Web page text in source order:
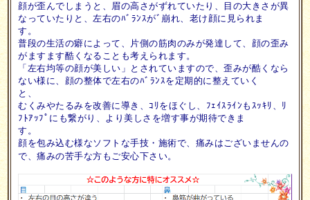
顔が歪んでしまうと、眉の高さがずれていたり、目の大きさが異
なっていたりと、左右のﾊﾞﾗﾝｽがﾞ崩れ、老け顔に見られま
す。
普段の生活の癖によって、片側の筋肉のみが発達して、顔の歪み
がますます酷くなることも考えられます。
「左右均等の顔が美しい」とされていますので、歪みが酷くなら
ない様に、顔の整体で左右のﾊﾞﾗﾝｽを定期的に整えていく
と、
むくみやたるみを改善に導き、ｺﾘをほぐし、ﾌｪｲｽﾗｲﾝもｽｯｷﾘ、ﾘ
ﾌﾄｱｯﾌﾟにも繋がり、より美しさを増す事が期待できま
す。
顔を包み込む様なソフトな手技・施術で、痛みはございませんの
で、痛みの苦手な方もご安心下さい。